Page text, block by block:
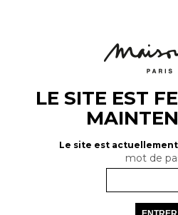
LE SITE EST
Le site est
mot de